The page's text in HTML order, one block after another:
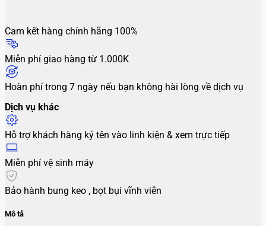
Cam kết hàng chính hãng 100%
Miễn phí giao hàng từ 1.000K
Hoàn phí trong 7 ngày nếu bạn không hài lòng về dịch vụ
Dịch vụ khác
Hỗ trợ khách hàng ký tên vào linh kiện & xem trực tiếp
Miễn phí vệ sinh máy
Bảo hành bung keo , bọt bụi vĩnh viễn
Mô tả